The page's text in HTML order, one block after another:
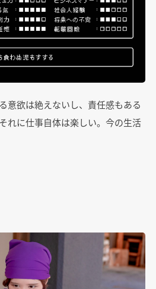
意欲は絶えないし、責任感もある
れに仕事自体は楽しい。今の生活